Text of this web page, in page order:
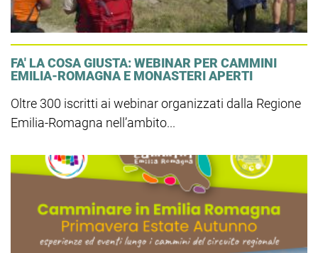
FA' LA COSA GIUSTA: WEBINAR PER CAMMINI
EMILIA-ROMAGNA E MONASTERI APERTI
Oltre 300 iscritti ai webinar organizzati dalla Regione
Emilia-Romagna nell’ambito...